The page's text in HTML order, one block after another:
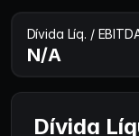
Dívida Líq. /
N/A
Dívida